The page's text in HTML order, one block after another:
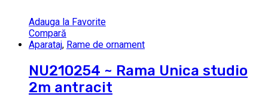
Adauga la Favorite
Compară
Aparataj, Rame de ornament
NU210254 ~ Rama Unica studio
2m antracit